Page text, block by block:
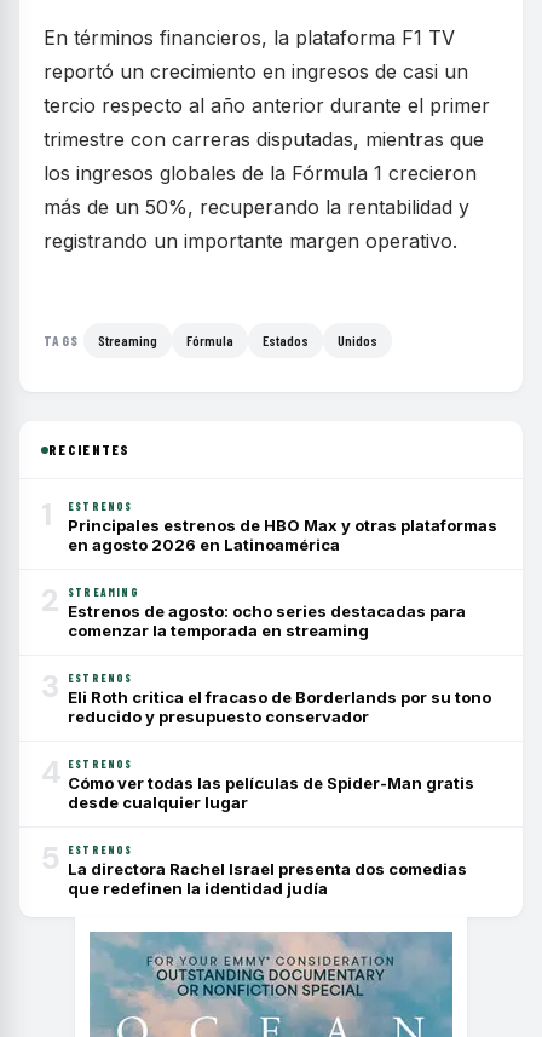
En términos financieros, la plataforma F1 TV
reportó un crecimiento en ingresos de casi un
tercio respecto al año anterior durante el primer
trimestre con carreras disputadas, mientras que
los ingresos globales de la Fórmula 1 crecieron
más de un 50%, recuperando la rentabilidad y
registrando un importante margen operativo.
TAGS Streaming Fórmula Estados Unidos
RECIENTES
1 ESTRENOS
Principales estrenos de HBO Max y otras plataformas
en agosto 2026 en Latinoamérica
2 STREAMING
Estrenos de agosto: ocho series destacadas para
comenzar la temporada en streaming
3 ESTRENOS
Eli Roth critica el fracaso de Borderlands por su tono
reducido y presupuesto conservador
4 ESTRENOS
Cómo ver todas las películas de Spider-Man gratis
desde cualquier lugar
5 ESTRENOS
La directora Rachel Israel presenta dos comedias
que redefinen la identidad judía